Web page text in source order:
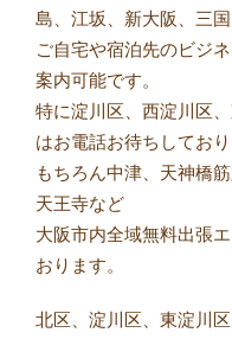
島、江坂、新大阪、三
ご自宅や宿泊先のビジ
案内可能です。
特に淀川区、西淀川区
はお電話お待ちしており
もちろん中津、天神橋
天王寺など
大阪市内全域無料出張
おります。
北区、淀川区、東淀川